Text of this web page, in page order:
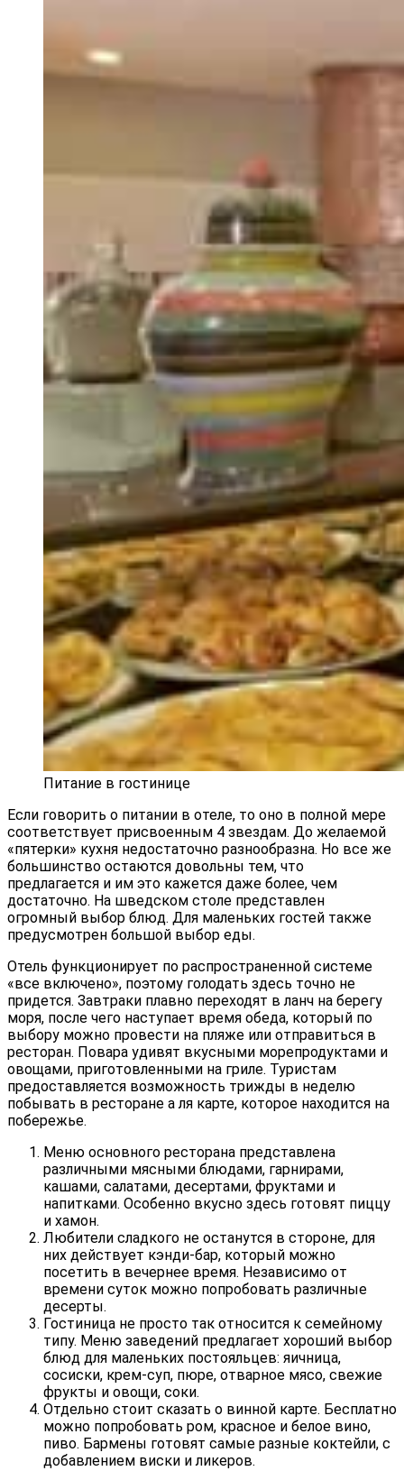
Питание в гостинице
Если говорить о питании в отеле, то оно в полной мере
соответствует присвоенным 4 звездам. До желаемой
«пятерки» кухня недостаточно разнообразна. Но все же
большинство остаются довольны тем, что
предлагается и им это кажется даже более, чем
достаточно. На шведском столе представлен
огромный выбор блюд. Для маленьких гостей также
предусмотрен большой выбор еды.
Отель функционирует по распространенной системе
«все включено», поэтому голодать здесь точно не
придется. Завтраки плавно переходят в ланч на берегу
моря, после чего наступает время обеда, который по
выбору можно провести на пляже или отправиться в
ресторан. Повара удивят вкусными морепродуктами и
овощами, приготовленными на гриле. Туристам
предоставляется возможность трижды в неделю
побывать в ресторане а ля карте, которое находится на
побережье.
Меню основного ресторана представлена
различными мясными блюдами, гарнирами,
кашами, салатами, десертами, фруктами и
напитками. Особенно вкусно здесь готовят пиццу
и хамон.
Любители сладкого не останутся в стороне, для
них действует кэнди-бар, который можно
посетить в вечернее время. Независимо от
времени суток можно попробовать различные
десерты.
Гостиница не просто так относится к семейному
типу. Меню заведений предлагает хороший выбор
блюд для маленьких постояльцев: яичница,
сосиски, крем-суп, пюре, отварное мясо, свежие
фрукты и овощи, соки.
Отдельно стоит сказать о винной карте. Бесплатно
можно попробовать ром, красное и белое вино,
пиво. Бармены готовят самые разные коктейли, с
добавлением виски и ликеров.